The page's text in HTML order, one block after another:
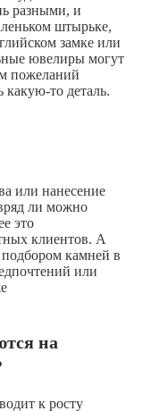
разными, и
штырьке,
замке или
ювелиры могут
пожеланий
какую-то деталь.
или нанесение
ли можно
это
клиентов. А
камней в
или
на
к росту